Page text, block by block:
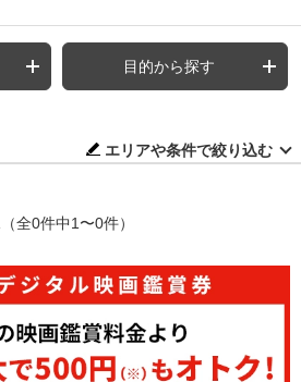
目的から探す
エリアや条件で絞り込む
（全0件中1〜0件）